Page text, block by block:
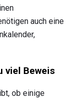
auch eine
viel Beweis
ob einige